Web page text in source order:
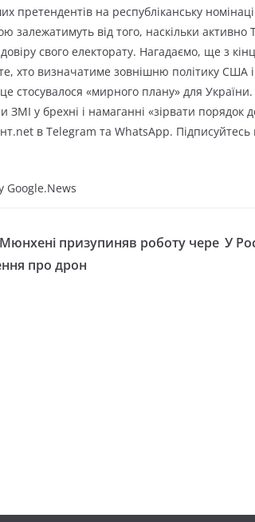
претендентів на республіканську
залежатимуть від того, наскільки
свого електорату. Нагадаємо, ще з
хто визначатиме зовнішню політику США
стосувалося «мирного плану» для
ЗМІ у брехні і намаганні «зірвати
в Telegram та WhatsApp.
Google.News
призупиняв роботу чере
про дрон
У